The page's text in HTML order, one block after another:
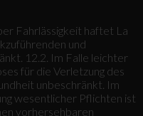
Fahrlässigkeit haftet La
und
12.2. Im Falle leichter
für die Verletzung des
unbeschränkt. Im
wesentlicher Pflichten ist
vorhersehbaren